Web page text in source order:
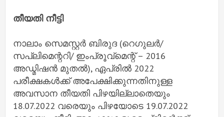
തീയതി നീട്ടി
നാലാം സെമസ്റ്റർ ബിരുദ (റെഗുലർ/
സപ്ലിമെന്ററി/ ഇംപ്രൂവ്മെന്റ് – 2016
അഡ്മിഷൻ മുതൽ), ഏപ്രിൽ 2022
പരീക്ഷകൾക്ക് അപേക്ഷിക്കുന്നതിനുള്ള
അവസാന തീയതി പിഴയില്ലാതെയും
18.07.2022 വരെയും പിഴയോടെ 19.07.2022